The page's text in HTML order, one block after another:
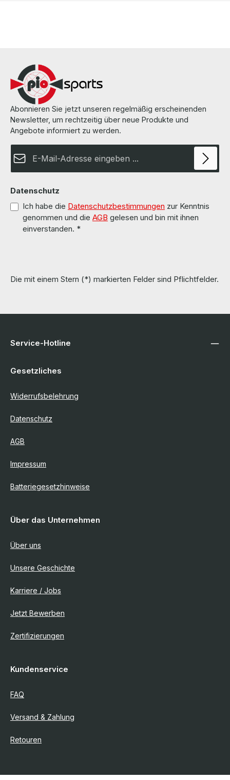
Abonnieren Sie jetzt unseren regelmäßig erscheinenden
Newsletter, um rechtzeitig über neue Produkte und
Angebote informiert zu werden.
Datenschutz
Ich habe die Datenschutzbestimmungen zur Kenntnis
genommen und die AGB gelesen und bin mit ihnen
einverstanden. *
Die mit einem Stern (*) markierten Felder sind Pflichtfelder.
Service-Hotline
Gesetzliches
Widerrufsbelehrung
Datenschutz
AGB
Impressum
Batteriegesetzhinweise
Über das Unternehmen
Über uns
Unsere Geschichte
Karriere / Jobs
Jetzt Bewerben
Zertifizierungen
Kundenservice
FAQ
Versand & Zahlung
Retouren